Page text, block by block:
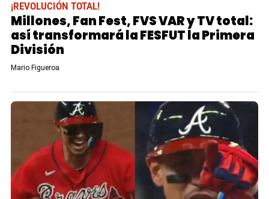
¡REVOLUCIÓN TOTAL!
Millones, Fan Fest, FVS VAR y TV total:
así transformará la FESFUT la Primera
División
Mario Figueroa